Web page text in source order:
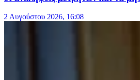
2 Αυγούστου 2026, 16:08